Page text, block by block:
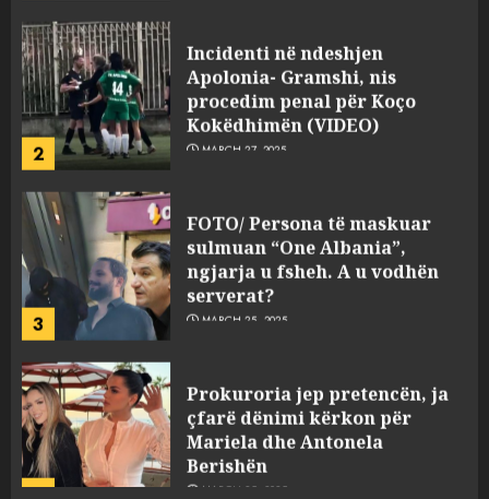
2
Apolonia- Gramshi, nis
procedim penal për Koço
Kokëdhimën (VIDEO)
MARCH 27, 2025
3
sulmuan “One Albania”,
ngjarja u fsheh. A u vodhën
serverat?
MARCH 25, 2025
4
çfarë dënimi kërkon për
Mariela dhe Antonela
Berishën
MARCH 25, 2025